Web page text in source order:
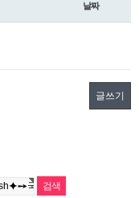
날짜
글쓰기